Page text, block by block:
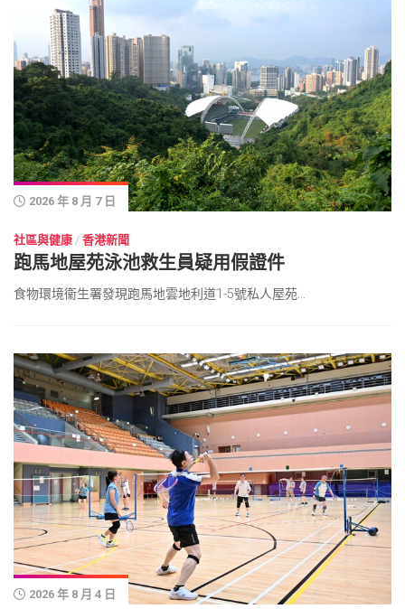
2026 年 8 月 7 日
社區與健康 / 香港新聞
跑馬地屋苑泳池救生員疑用假證件
食物環境衞生署發現跑馬地雲地利道1-5號私人屋苑...
2026 年 8 月 4 日